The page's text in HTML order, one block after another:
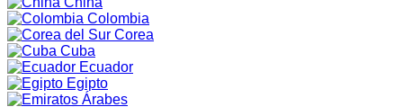
Colombia
Corea
Cuba
Ecuador
Egipto